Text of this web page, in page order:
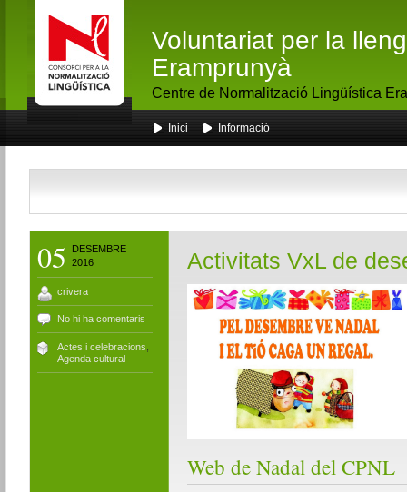
Voluntariat per la
Eramprunyà
Centre de Normalització Lingüística
Inici Informació
05
DESEMBRE
2016
crivera
No hi ha comentaris
Actes i celebracions
Agenda cultural
Activitats VxL de
Web de Nadal del CPNL